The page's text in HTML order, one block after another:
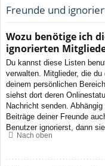
Freunde und
Wozu benötige ich
ignorierten
Du kannst diese Listen
verwalten. Mitglieder, die
deinem persönlichen
siehst dort deren
Nachricht senden.
Beiträge deiner Freunde
Benutzer ignorierst, dann
Nach oben